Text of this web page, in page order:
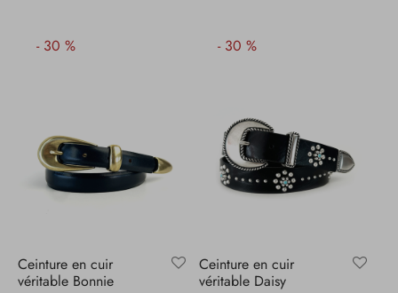
- 30 %
Ceinture en cuir
véritable Bonnie
- 30 %
Ceinture en cuir
véritable Daisy